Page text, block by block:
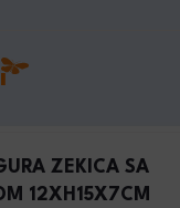
ZEKICA SA
12XH15X7CM